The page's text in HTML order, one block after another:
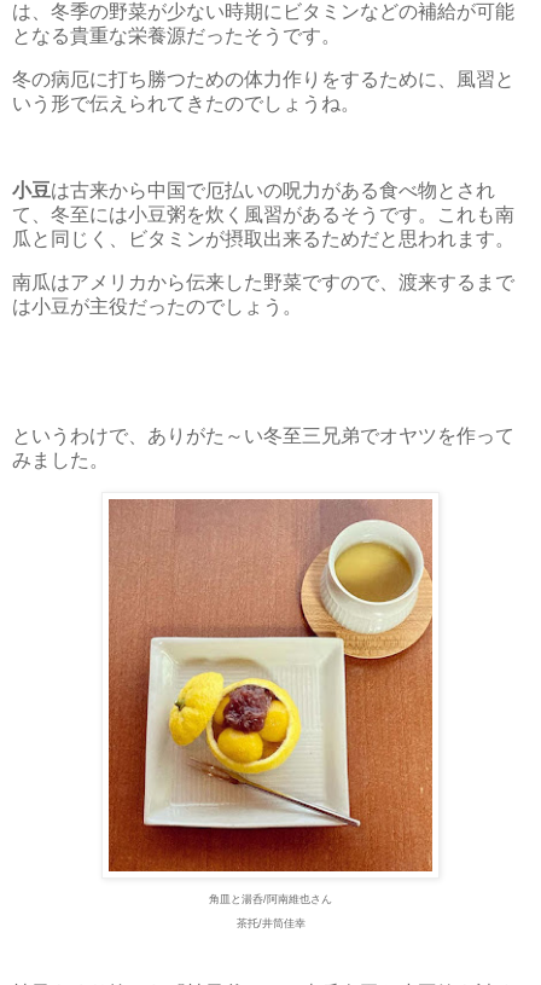
は、冬季の野菜が少ない時期にビタミンなどの補給が可能
となる貴重な栄養源だったそうです。
冬の病厄に打ち勝つための体力作りをするために、風習と
いう形で伝えられてきたのでしょうね。
小豆は古来から中国で厄払いの呪力がある食べ物とされ
て、冬至には小豆粥を炊く風習があるそうです。これも南
瓜と同じく、ビタミンが摂取出来るためだと思われます。
南瓜はアメリカから伝来した野菜ですので、渡来するまで
は小豆が主役だったのでしょう。
というわけで、ありがた～い冬至三兄弟でオヤツを作って
みました。
角皿と湯呑/阿南維也さん
茶托/井筒佳幸